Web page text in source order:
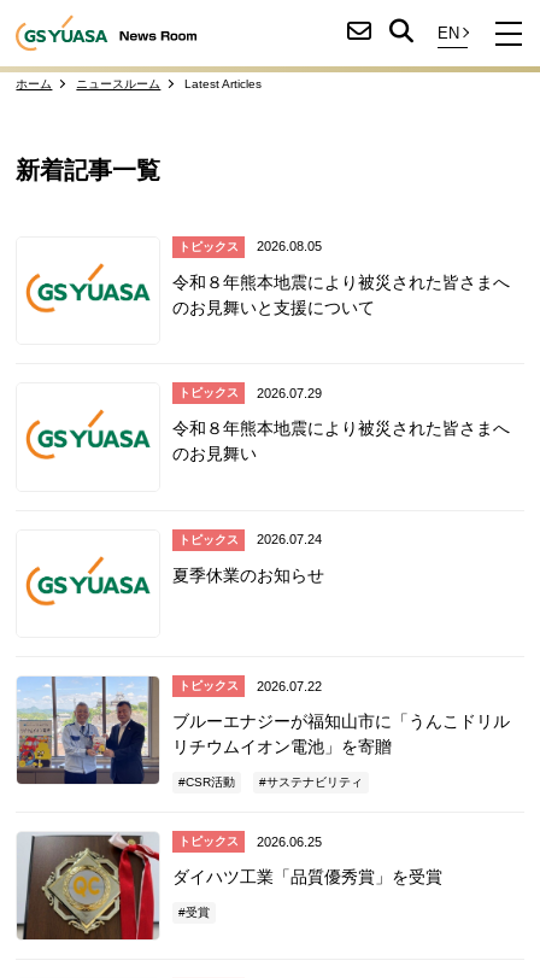
ホーム ニュースルーム Latest Articles
新着記事一覧
トピックス 2026.08.05
令和８年熊本地震により被災された皆さまへ
のお見舞いと支援について
トピックス 2026.07.29
令和８年熊本地震により被災された皆さまへ
のお見舞い
トピックス 2026.07.24
夏季休業のお知らせ
トピックス 2026.07.22
ブルーエナジーが福知山市に「うんこドリル
リチウムイオン電池」を寄贈
CSR活動 サステナビリティ
トピックス 2026.06.25
ダイハツ工業「品質優秀賞」を受賞
受賞